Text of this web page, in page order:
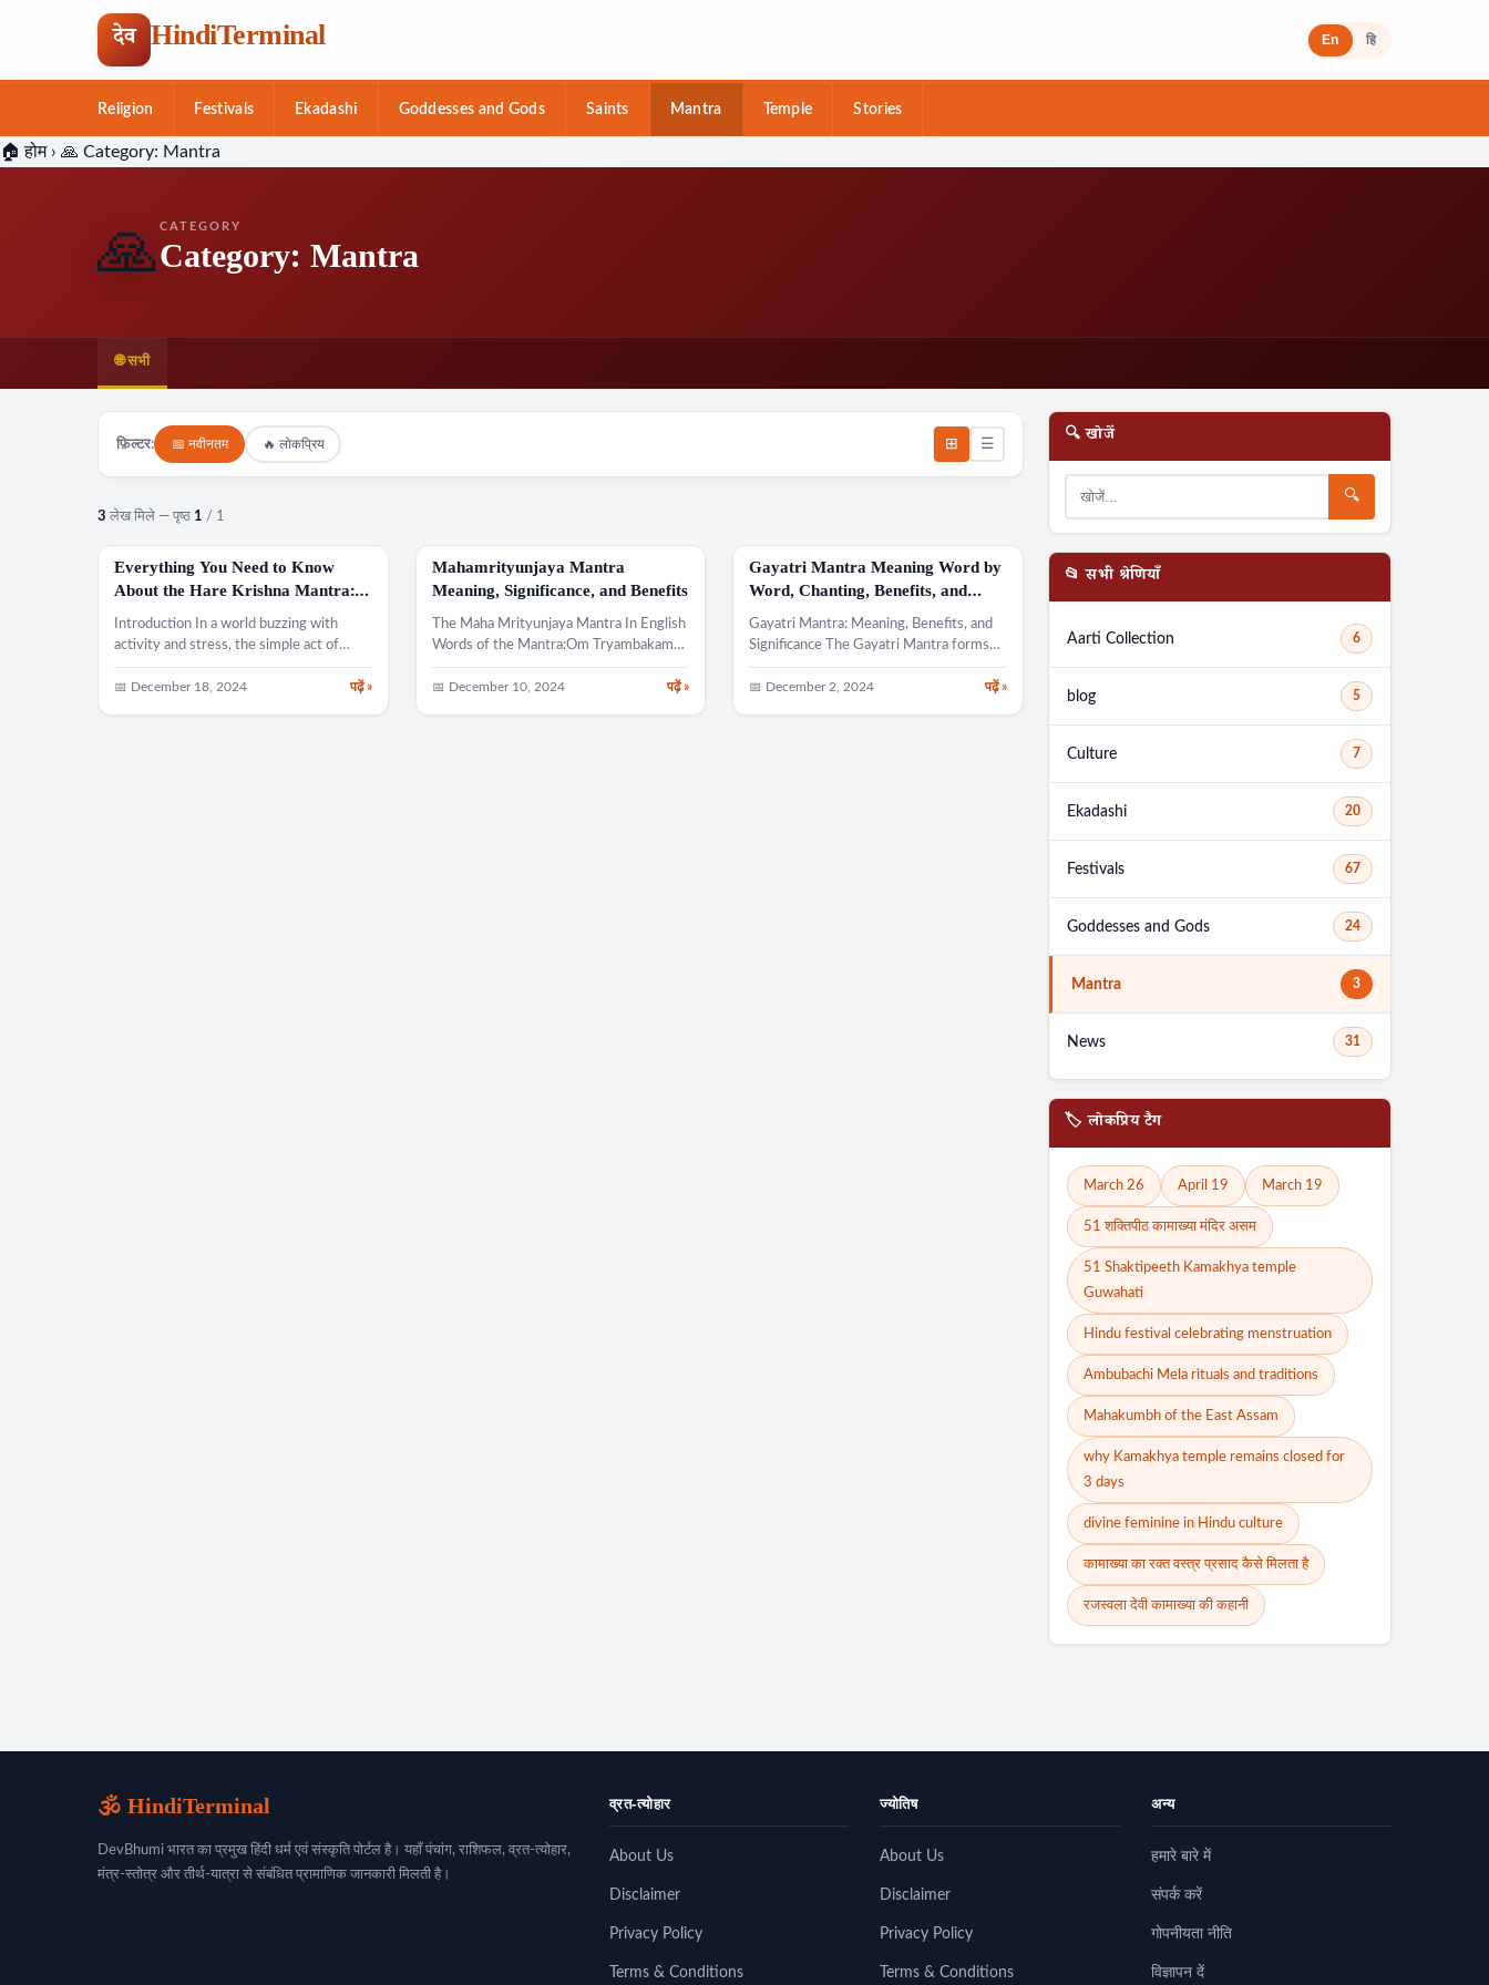
देव HindiTerminal En हि
Religion Festivals Ekadashi Goddesses and Gods Saints Mantra Temple Stories
Skip
🏠 होम › 🙏 Category: Mantra
🙏 CATEGORY
Category: Mantra
🌐 सभी
फ़िल्टर: 📅 नवीनतम 🔥 लोकप्रिय ⊞ ☰
3 लेख मिले — पृष्ठ 1 / 1
MANTRA
Everything You Need to Know
About the Hare Krishna Mantra:
Meaning, Origin, and Impact
Introduction In a world buzzing with
activity and stress, the simple act of
chanting can…
📅 December 18, 2024 पढ़ें »
MANTRA
Mahamrityunjaya Mantra
Meaning, Significance, and Benefits
The Maha Mrityunjaya Mantra In English
Words of the Mantra:Om Tryambakam
Yajamahe Sugandhim
Pushtivardhanam,Urvarukamiva
📅 December 10, 2024 पढ़ें »
MANTRA
Gayatri Mantra Meaning Word by
Word, Chanting, Benefits, and
Spiritual Significance
Gayatri Mantra: Meaning, Benefits, and
Significance The Gayatri Mantra forms
the foundation of Indian culture…
📅 December 2, 2024 पढ़ें »
🔍 खोजें
🔍
📂 सभी श्रेणियाँ
Aarti Collection 6
blog 5
Culture 7
Ekadashi 20
Festivals 67
Goddesses and Gods 24
Mantra 3
News 31
🏷️ लोकप्रिय टैग
March 26 April 19 March 19
51 शक्तिपीठ कामाख्या मंदिर असम
51 Shaktipeeth Kamakhya temple
Guwahati
Hindu festival celebrating menstruation
Ambubachi Mela rituals and traditions
Mahakumbh of the East Assam
why Kamakhya temple remains closed for
3 days
divine feminine in Hindu culture
कामाख्या का रक्त वस्त्र प्रसाद कैसे मिलता है
रजस्वला देवी कामाख्या की कहानी
🕉️ HindiTerminal
DevBhumi भारत का प्रमुख हिंदी धर्म एवं संस्कृति पोर्टल है। यहाँ पंचांग, राशिफल, व्रत-त्योहार,
मंत्र-स्तोत्र और तीर्थ-यात्रा से संबंधित प्रामाणिक जानकारी मिलती है।
व्रत-त्योहार
About Us
Disclaimer
Privacy Policy
Terms & Conditions
ज्योतिष
About Us
Disclaimer
Privacy Policy
Terms & Conditions
अन्य
हमारे बारे में
संपर्क करें
गोपनीयता नीति
विज्ञापन दें